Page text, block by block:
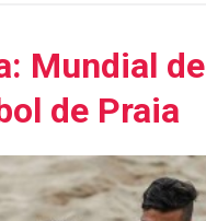
Mundial de
de Praia